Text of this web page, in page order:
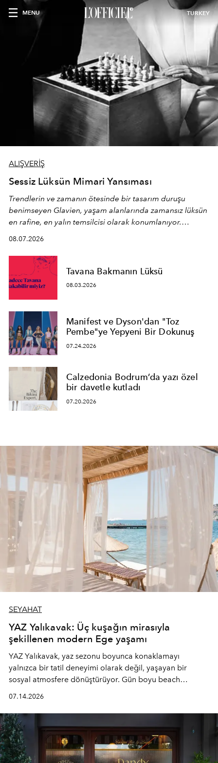
MENU TURKEY
ALIŞVERİŞ
Sessiz Lüksün Mimari Yansıması
Trendlerin ve zamanın ötesinde bir tasarım duruşu
benimseyen Glavien, yaşam alanlarında zamansız lüksün
en rafine, en yalın temsilcisi olarak konumlanıyor.
en yeni seçkisiyle bu imza felsefesini mekanlara taşıyor.
08.07.2026
Tavana Bakmanın Lüksü
08.03.2026
Manifest ve Dyson'dan "Toz
Pembe"ye Yepyeni Bir Dokunuş
07.24.2026
Calzedonia Bodrum’da yazı özel
bir davetle kutladı
07.20.2026
SEYAHAT
YAZ Yalıkavak: Üç kuşağın mirasıyla
şekillenen modern Ege yaşamı
YAZ Yalıkavak, yaz sezonu boyunca konaklamayı
yalnızca bir tatil deneyimi olarak değil, yaşayan bir
sosyal atmosfere dönüştürüyor. Gün boyu beach
mutfağını modern dokunuşlarla müzikle buluşturan
tematik gastronomi geceleri misafirlerle buluşuyor.
Paylaşıma, lezzete ve müziğe odaklanan bu özel
akşamlar, YAZ’ın sade lüks anlayışını gün batımından
07.14.2026